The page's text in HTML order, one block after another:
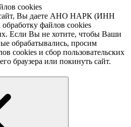
cookies
сайт, Вы даете АНО НАРК (ИНН
обработку файлов cookies
Если Вы не хотите, чтобы Ваши
обрабатывались, просим
cookies и сбор пользовательских
браузера или покинуть сайт.